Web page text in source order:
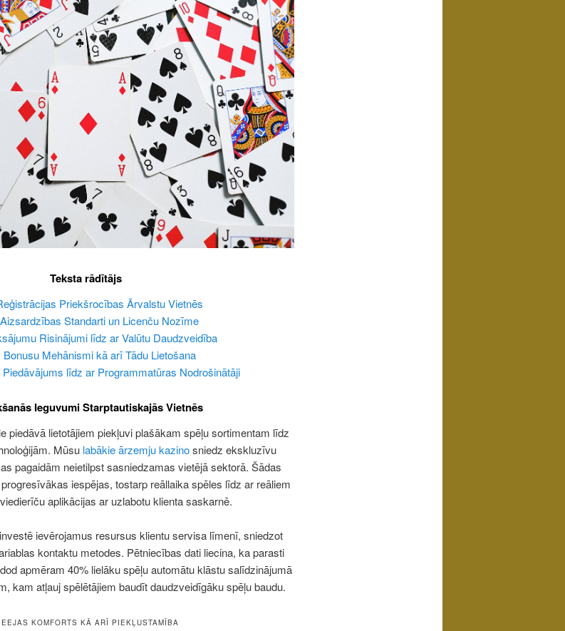
Teksta rādītājs
Priekšrocības Ārvalstu Vietnēs
Aizsardzības Standarti un Licenču Nozīme
Risinājumi līdz ar Valūtu Daudzveidība
Bonusu Mehānismi kā arī Tādu Lietošana
līdz ar Programmatūras Nodrošinātāji
Ieguvumi Starptautiskajās Vietnēs
piedāvā lietotājiem piekļuvi plašākam spēļu sortimentam līdz
Mūsu labākie ārzemju kazinosniedz ekskluzīvu
pagaidām neietilpst sasniedzamas vietējā sektorā. Šādas
iespējas, tostarp reāllaika spēles līdz ar reāliem
aplikācijas ar uzlabotu klienta saskarnē.
ievērojamus resursus klientu servisa līmenī, sniedzot
kontaktu metodes. Pētniecības dati liecina, ka parasti
apmēram 40% lielāku spēļu automātu klāstu salīdzinājumā
kam atļauj spēlētājiem baudīt daudzveidīgāku spēļu baudu.
KOMFORTS KĀ ARĪ PIEKĻUSTAMĪBA